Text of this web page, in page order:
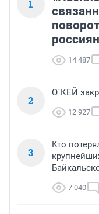
1
14 487
2
О`КЕЙ
12 927
3
Кто
7 040